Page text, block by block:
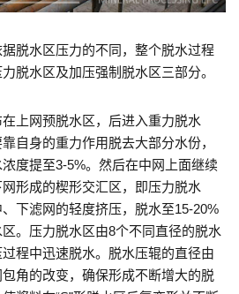
脱水区压力的不同，整个脱水过程
脱水区及加压强制脱水区三部分。
上网预脱水区，后进入重力脱水
自身的重力作用脱去大部分水份，
度提至3-5%。然后在中网上面继续
形成的楔形交汇区，即压力脱水
下滤网的轻度挤压，脱水至15-20%
。压力脱水区由8个不同直径的脱水
程中迅速脱水。脱水压辊的直径由
角的改变，确保形成不断增大的脱